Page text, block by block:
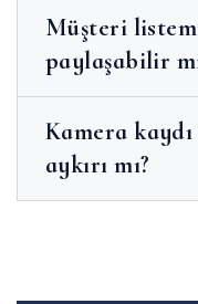
Müşteri
paylaşabilir
Kamera
aykırı mı?